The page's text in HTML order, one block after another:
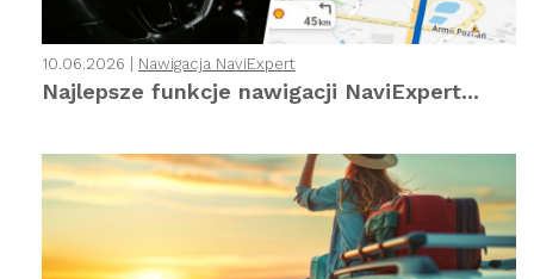
10.06.2026 | Nawigacja NaviExpert
Najlepsze funkcje nawigacji NaviExpert...